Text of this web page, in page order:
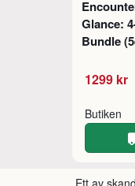
Glance:
Bundle
1299 kr
Butiken
Ett av